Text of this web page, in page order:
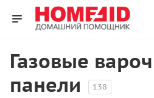
Газовые
панели
138